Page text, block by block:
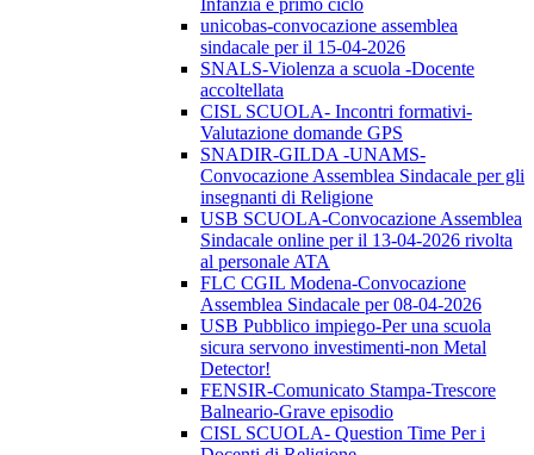
Infanzia e primo ciclo
unicobas-convocazione assemblea
sindacale per il 15-04-2026
SNALS-Violenza a scuola -Docente
accoltellata
CISL SCUOLA- Incontri formativi-
Valutazione domande GPS
SNADIR-GILDA -UNAMS-
Convocazione Assemblea Sindacale per gli
insegnanti di Religione
USB SCUOLA-Convocazione Assemblea
Sindacale online per il 13-04-2026 rivolta
al personale ATA
FLC CGIL Modena-Convocazione
Assemblea Sindacale per 08-04-2026
USB Pubblico impiego-Per una scuola
sicura servono investimenti-non Metal
Detector!
FENSIR-Comunicato Stampa-Trescore
Balneario-Grave episodio
CISL SCUOLA- Question Time Per i